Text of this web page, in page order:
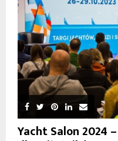
Yacht Salon 2024